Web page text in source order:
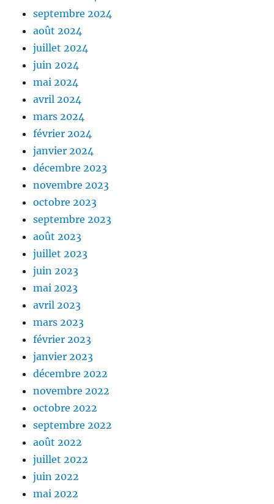
septembre 2024
août 2024
juillet 2024
juin 2024
mai 2024
avril 2024
mars 2024
février 2024
janvier 2024
décembre 2023
novembre 2023
octobre 2023
septembre 2023
août 2023
juillet 2023
juin 2023
mai 2023
avril 2023
mars 2023
février 2023
janvier 2023
décembre 2022
novembre 2022
octobre 2022
septembre 2022
août 2022
juillet 2022
juin 2022
mai 2022